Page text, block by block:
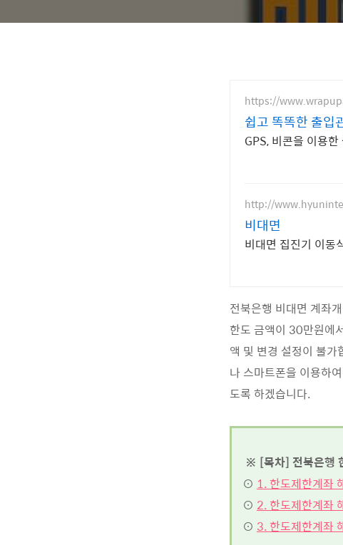
https://
쉽고 똑똑한 출입
http://
비대면
비대면 집진기 이동
전북은행 비대면 계좌
한도 금액이 30만원에
액 및 변경 설정이 불
나 스마트폰을 이용하
도록 하겠습니다.
※ [목차] 전북은행
⊙ 1. 한도제한계좌
⊙ 2. 한도제한계좌
⊙ 3. 한도제한계좌